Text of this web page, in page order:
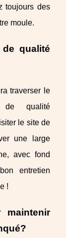
toujours des
moule.
qualité
traverser le
qualité
le site de
une large
avec fond
entretien
!